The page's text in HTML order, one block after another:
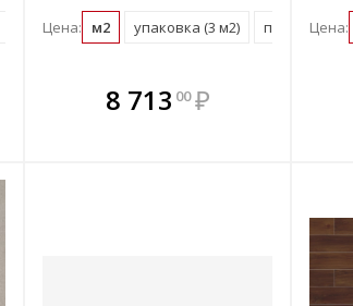
поддон (60.04 м2)
В комплекте
всегда выгоднее!
Цена: м2 упаковка (3 м2) поддон (60
8 713 00 ₽
Цена:
В комплекте
всегда выгоднее!